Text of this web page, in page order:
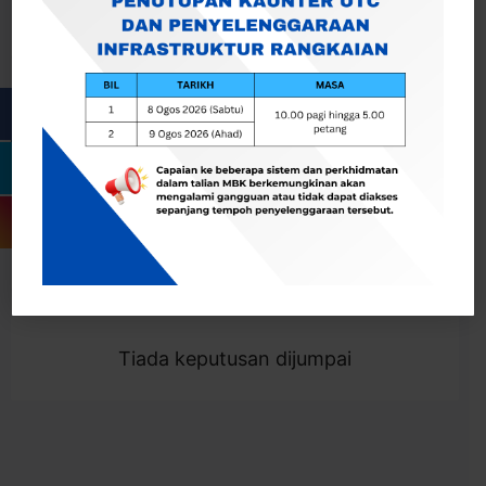
Togol Penapis
Showing 0 result
Tiada keputusan dijumpai